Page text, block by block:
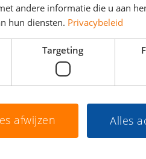
andere informatie die u aan
hun diensten. Privacybeleid
Targeting
Alles
afwijzen